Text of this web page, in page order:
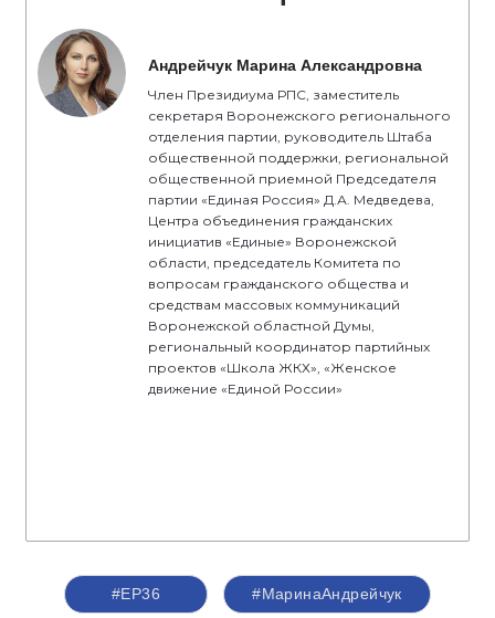
Андрейчук Марина Александровна
Член Президиума РПС, заместитель
секретаря Воронежского регионального
отделения партии, руководитель Штаба
общественной поддержки, региональной
общественной приемной Председателя
партии «Единая Россия» Д.А. Медведева,
Центра объединения гражданских
инициатив «Единые» Воронежской
области, председатель Комитета по
вопросам гражданского общества и
средствам массовых коммуникаций
Воронежской областной Думы,
региональный координатор партийных
проектов «Школа ЖКХ», «Женское
движение «Единой России»
#ЕР36 #МаринаАндрейчук